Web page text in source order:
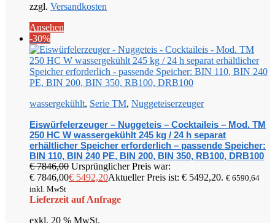
zzgl. Versandkosten
Ansehen
-30%
wassergekühlt, Serie TM, Nuggeteiserzeuger
Eiswürfelerzeuger – Nuggeteis – Cocktaileis – Mod. TM
250 HC W wassergekühlt 245 kg / 24 h separat
erhältlicher Speicher erforderlich – passende Speicher:
BIN 110, BIN 240 PE, BIN 200, BIN 350, RB100, DRB100
€7846,00 Ursprünglicher Preis war:
€ 7846,00€ 5492,20Aktueller Preis ist: € 5492,20. € 6590,64
inkl. MwSt
Lieferzeit auf Anfrage
exkl. 20 % MwSt.